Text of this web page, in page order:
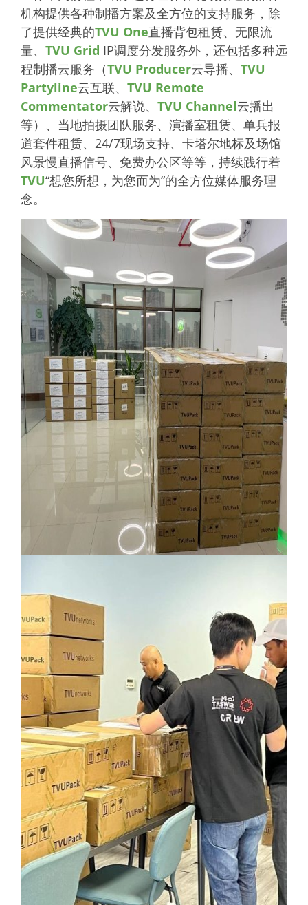
机构提供各种制播方案及全方位的支持服务，除
了提供经典的TVU One直播背包租赁、无限流
量、 TVU Grid IP调度分发服务外，还包括多种远
程制播云服务（TVU Producer云导播、 TVU
Partyline云互联、 TVU Remote
Commentator云解说、 TVU Channel云播出
等）、当地拍摄团队服务、演播室租赁、单兵报
道套件租赁、24/7现场支持、卡塔尔地标及场馆
风景慢直播信号、免费办公区等等，持续践行着
TVU“想您所想，为您而为”的全方位媒体服务理
念。